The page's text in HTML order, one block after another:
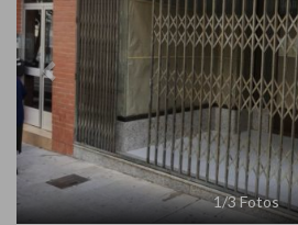
1/3Fotos